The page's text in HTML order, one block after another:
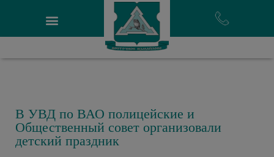
В УВД по ВАО полицейские и
Общественный совет организовали
детский праздник